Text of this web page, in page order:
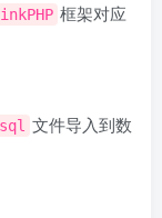
框架对应
文件导入到数